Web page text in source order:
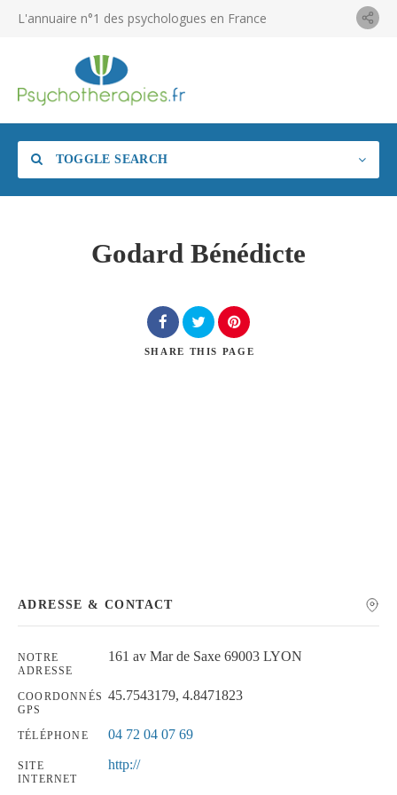
L'annuaire n°1 des psychologues en France
TOGGLE SEARCH
Godard Bénédicte
SHARE THIS PAGE
ADRESSE & CONTACT
NOTRE
ADRESSE
161 av Mar de Saxe 69003 LYON
COORDONNÉS
GPS
45.7543179, 4.8471823
TÉLÉPHONE 04 72 04 07 69
SITE
INTERNET
http://